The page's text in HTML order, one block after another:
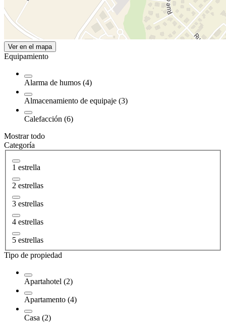
Ver en el mapa
Equipamiento
Alarma de humos (4)
Almacenamiento de equipaje (3)
Calefacción (6)
Mostrar todo
Categoría
1 estrella
2 estrellas
3 estrellas
4 estrellas
5 estrellas
Tipo de propiedad
Apartahotel (2)
Apartamento (4)
Casa (2)